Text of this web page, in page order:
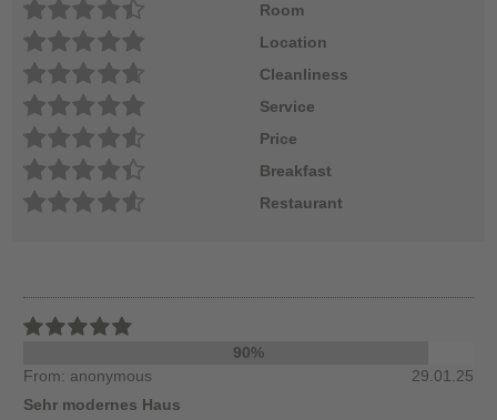
Room
Location
Cleanliness
Service
Price
Breakfast
Restaurant
90%
From: anonymous
29.01.25
Sehr modernes Haus